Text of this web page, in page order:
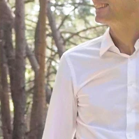
Unsere Therapien